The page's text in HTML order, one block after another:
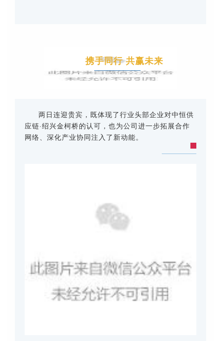
携手同行 共赢未来
两日连迎贵宾，既体现了行业头部企业对中恒供
应链·绍兴金柯桥的认可，也为公司进一步拓展合作
网络、深化产业协同注入了新动能。